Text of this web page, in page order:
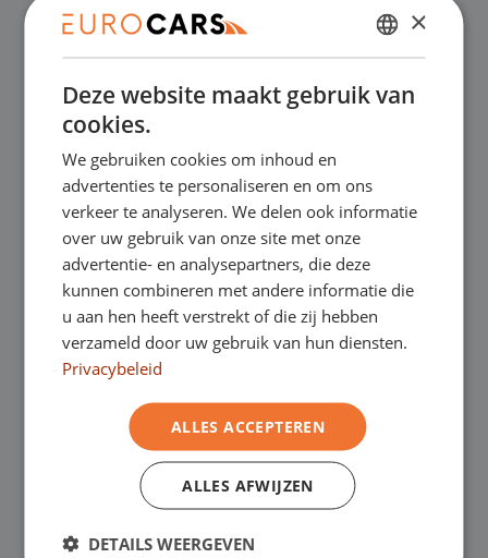
Financial lease – Soepele acceptatie
Gratis thuisbezorgd bij online aankoop
Onze showrooms
Je bent van harte welkom in een van onze
showrooms om de occasions te bekijken –
en natuurlijk voor een lekkere kop koffie!
kunt in Asten terecht voor onze
bedrijfswagens en in Oss, Geldrop en
DUTCH
ENGLISH
×
Deze website maakt gebruik van
cookies.
We gebruiken cookies om inhoud en
advertenties te personaliseren en om ons
verkeer te analyseren. We delen ook informatie
over uw gebruik van onze site met onze
advertentie- en analysepartners, die deze
kunnen combineren met andere informatie die
u aan hen heeft verstrekt of die zij hebben
verzameld door uw gebruik van hun diensten.
Privacybeleid
ALLES ACCEPTEREN
ALLES AFWIJZEN
DETAILS WEERGEVEN